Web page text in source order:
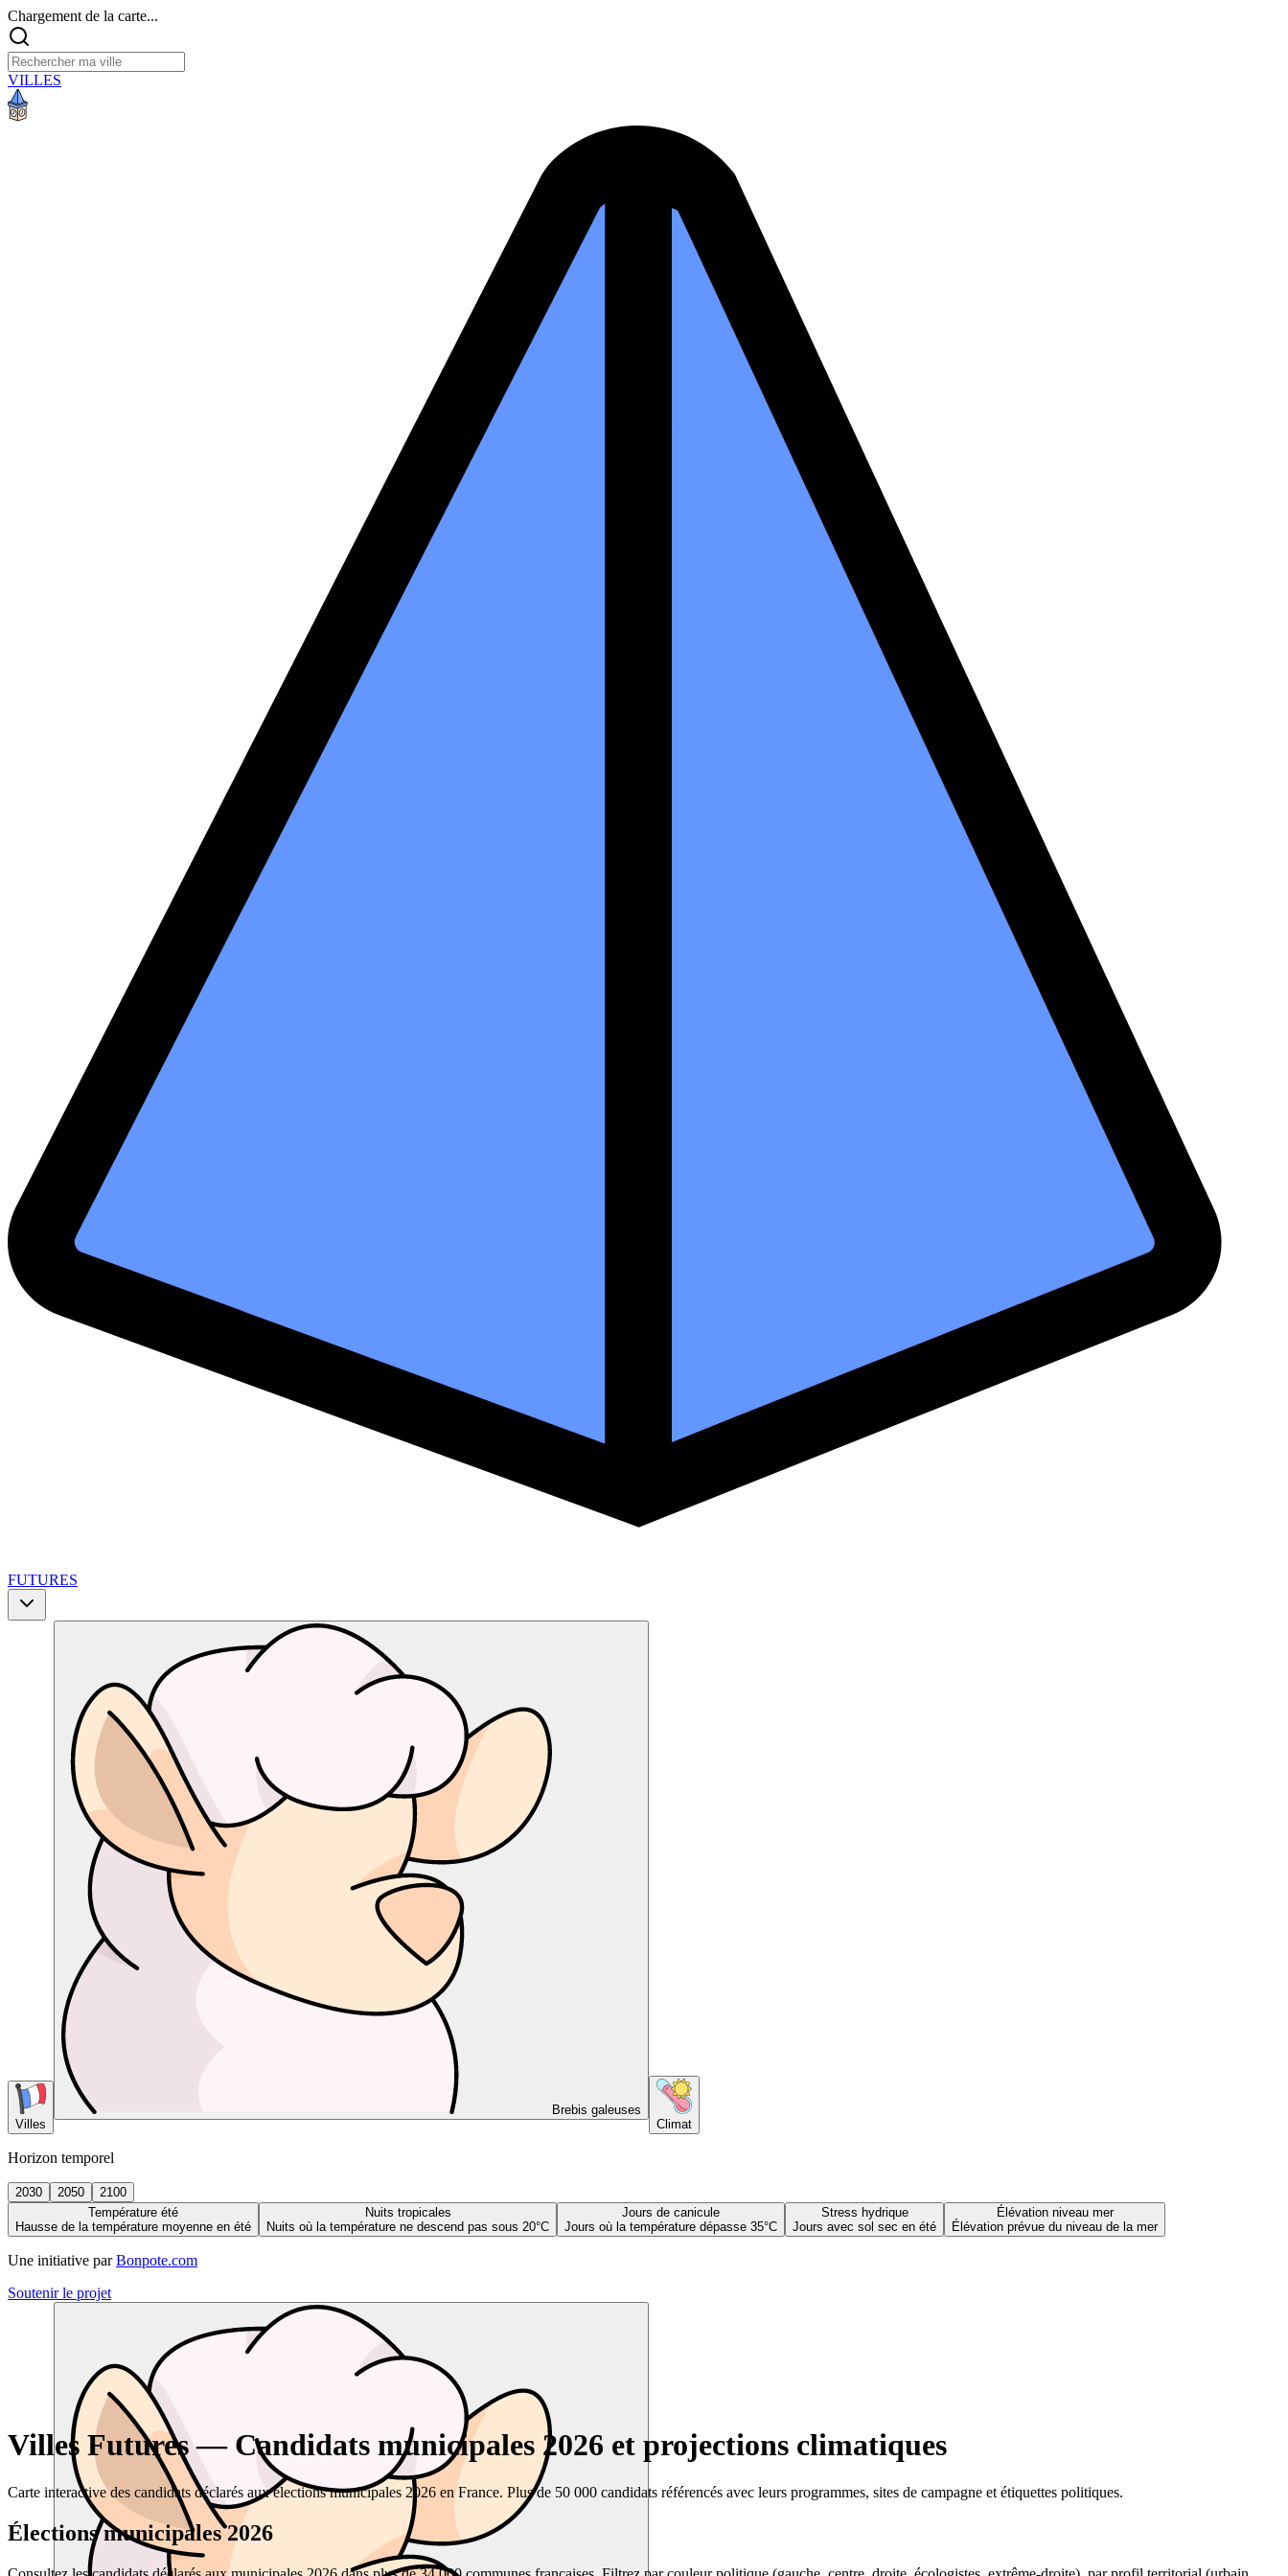
Chargement de la carte...
VILLES
FUTURES
Villes
Brebis galeuses
Climat
Horizon temporel
2030 2050
2100
Température été
Hausse de la température moyenne en été
Nuits tropicales
Nuits où la température ne descend pas sous 20°C
Jours de canicule
Jours où la température dépasse 35°C
Stress hydrique
Jours avec sol sec en été
Élévation niveau mer
Élévation prévue du niveau de la mer
Une initiative par Bonpote.com
Soutenir le projet
Villes Futures — Candidats municipales 2026 et projections climatiques
Carte interactive des candidats déclarés aux élections municipales 2026 en France. Plus de 50 000 candidats référencés avec leurs programmes, sites de campagne et étiquettes politiques.
Élections municipales 2026